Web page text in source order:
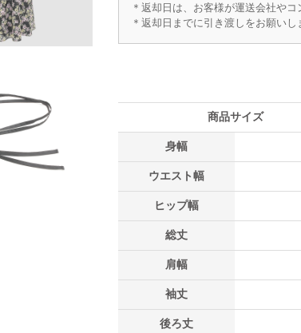
＊返却日は、お客様が運送会社や
＊返却日までに引き渡しをお願い
商品サイズ
身幅
ウエスト幅
ヒップ幅
総丈
肩幅
袖丈
後ろ丈